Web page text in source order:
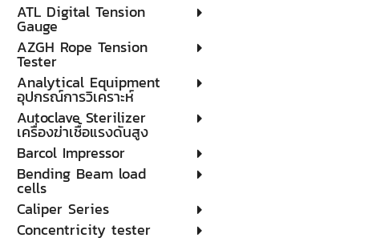
ATL Digital Tension
Gauge
AZGH Rope Tension
Tester
Analytical Equipment
อุปกรณ์การวิเคราะห์
Autoclave Sterilizer
เครื่องฆ่าเชื้อแรงดันสูง
Barcol Impressor
Bending Beam load
cells
Caliper Series
Concentricity tester